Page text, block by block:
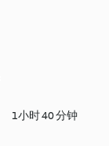
1小时 40 分钟